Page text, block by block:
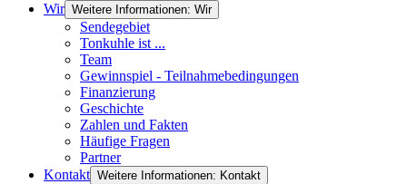
Wir Weitere Informationen: Wir
Sendegebiet
Tonkuhle ist ...
Team
Gewinnspiel - Teilnahmebedingungen
Finanzierung
Geschichte
Zahlen und Fakten
Häufige Fragen
Partner
Kontakt Weitere Informationen: Kontakt